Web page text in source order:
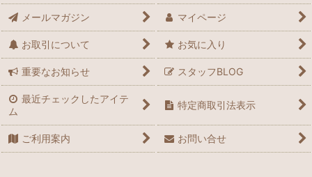
メールマガジン マイページ
お取引について お気に入り
重要なお知らせ スタッフBLOG
最近チェックしたアイテ
ム
特定商取引法表示
ご利用案内 お問い合せ